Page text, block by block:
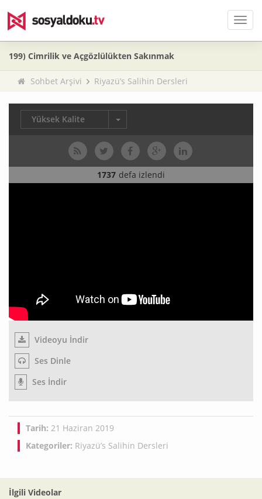
Menü
199) Cimrilik ve Açgözlülükten Sakınmak
Sohbet Arşivi Riyazü’s Salihin Dersleri
Yüksek Kalite
1737 defa izlendi
Videoyu İndir
Ses Dinle
Ses İndir
Tarih: 21 Haziran 2019
Kategoriler: Riyazü’s Salihin Dersleri
İlgili Videolar